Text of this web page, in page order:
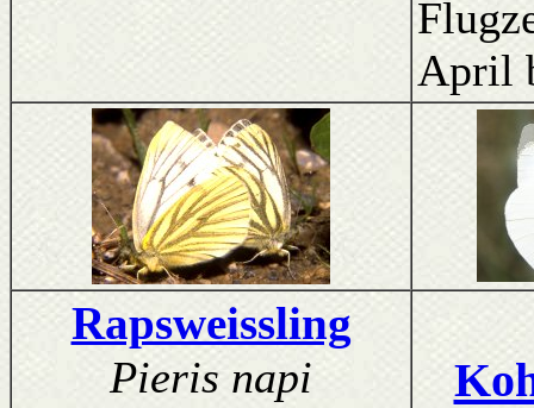
April
Rapsweissling
Pieris napi